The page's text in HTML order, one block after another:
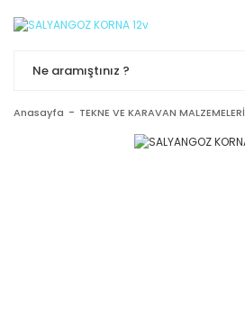
Anasayfa TEKNE VE KARAVAN MALZEMELERİ